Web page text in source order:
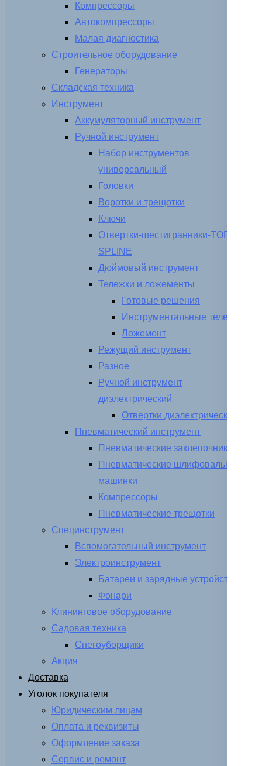
Компрессоры
Автокомпрессоры
Малая диагностика
Строительное оборудование
Генераторы
Складская техника
Инструмент
Аккумуляторный инструмент
Ручной инструмент
Набор инструментов
универсальный
Головки
Воротки и трещотки
Ключи
Отвертки-шестигранники-TORX-
SPLINE
Дюймовый инструмент
Тележки и ложементы
Готовые решения
Инструментальные тележки
Ложемент
Режущий инструмент
Разное
Ручной инструмент
диэлектрический
Отвертки диэлектрические
Пневматический инструмент
Пневматические заклепочники
Пневматические шлифовальные
машинки
Компрессоры
Пневматические трещотки
Специнструмент
Вспомогательный инструмент
Электроинструмент
Батареи и зарядные устройства
Фонари
Клининговое оборудование
Садовая техника
Снегоуборщики
Акция
Доставка
Уголок покупателя
Юридическим лицам
Оплата и реквизиты
Оформление заказа
Сервис и ремонт